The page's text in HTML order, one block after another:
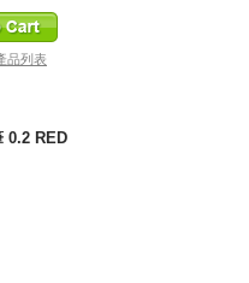
品列表
0.2 RED